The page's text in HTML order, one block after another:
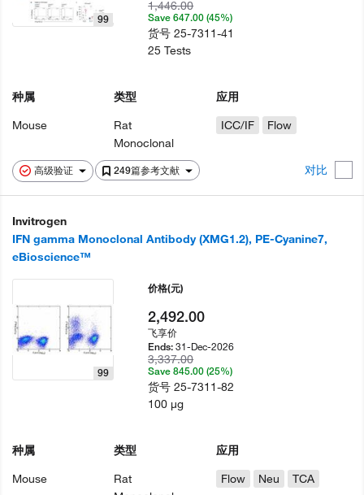
高级验证 249篇参考文献 对比
99
种属
Mouse
类型
Rat
Monoclonal
应用
ICC/IF
Flow
1,446.00
Save 647.00 (45%)
货号25-7311-41
25 Tests
Invitrogen
IFN gamma Monoclonal Antibody (XMG1.2), PE-Cyanine7,
eBioscience™
99
种属
Mouse
类型
Rat
应用
Flow
Neu TCA
价格(元)
2,492.00
飞享价
Ends:31-Dec-2026
3,337.00
Save 845.00 (25%)
货号25-7311-82
100 µg